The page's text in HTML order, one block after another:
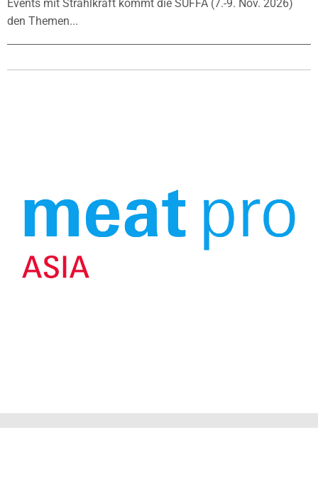
Events mit Strahlkraft kommt die SÜFFA (7.-9. Nov. 2026)
den Themen...